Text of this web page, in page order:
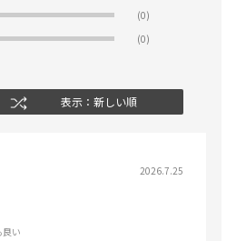
(0)
(0)
表示：新しい順
2026.7.25
良い